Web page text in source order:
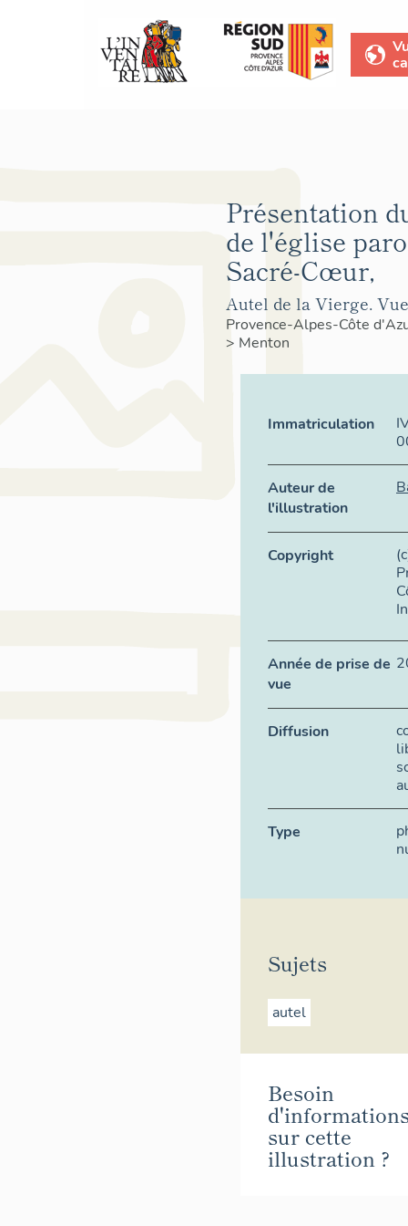
Présentation
de l'église
Sacré-Cœur,
Autel de la Vierge.
Provence-Alpes-Côte
> Menton
Immatriculation
Auteur de
l'illustration
Copyright
Année de prise de
vue
Diffusion
Type
Sujets
autel
Besoin
sur cette
illustration ?